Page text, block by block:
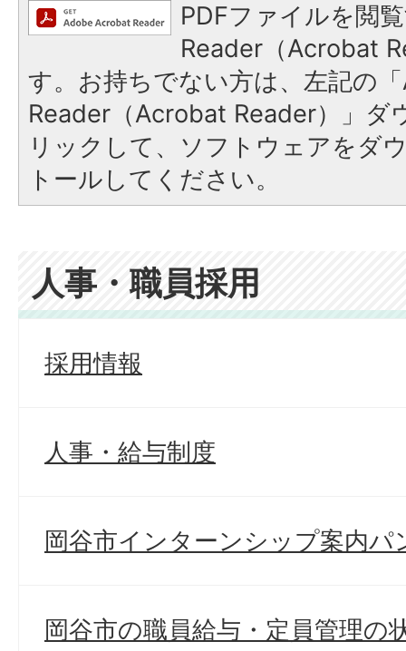
PDFファイルを閲
Reader（Acrobat
す。お持ちでない方は、左記の
Reader（Acrobat Reader）」ダ
リックして、ソフトウェアをダ
トールしてください。
人事・職員採用
採用情報
人事・給与制度
岡谷市インターンシップ案内パ
岡谷市の職員給与・定員管理の